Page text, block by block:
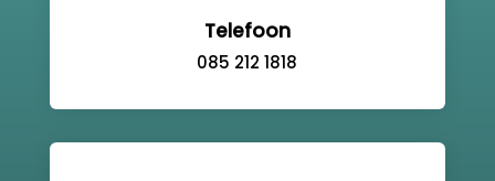
Telefoon
085 212 1818